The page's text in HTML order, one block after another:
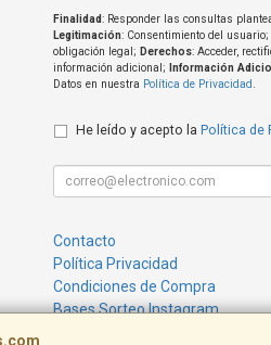
Finalidad: Responder las consultas
Legitimación: Consentimiento del usuario;
obligación legal; Derechos: Acceder,
información adicional;
Información
Datos en nuestra Política de Privacidad.
He leído y acepto la Política de
Contacto
Política Privacidad
Condiciones de Compra
Bases Sorteo Instagram